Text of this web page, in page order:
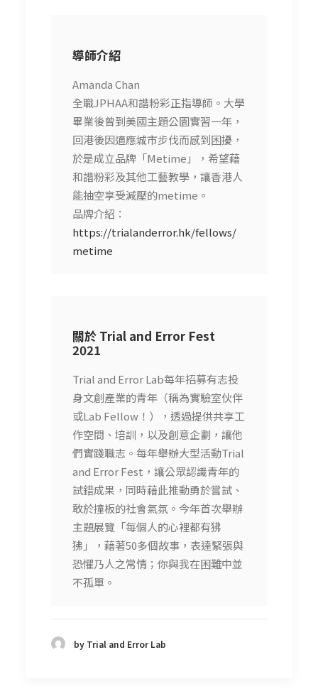
導師介紹
Amanda Chan
全職JPHAA和諧粉彩正指導師。大學
畢業後曾到美國主題公園實習一年，
回港後因適應城市步伐而感到困擾，
於是成立品牌「Metime」，希望藉
和諧粉彩及其他工藝教學，讓香港人
能抽空享受減壓的metime。
品牌介紹：
https://trialanderror.hk/fellows/
metime
關於 Trial and Error Fest
2021
Trial and Error Lab每年招募有志投
身文創產業的青年（稱為實驗室伙伴
或Lab Fellow！），透過提供共享工
作空間、培訓，以及創意企劃，讓他
們實踐職志。每年舉辦大型活動Trial
and Error Fest，讓公眾認識青年的
試錯成果，同時藉此推動勇於嘗試、
敢於撞板的社會氣氛。今年首次舉辦
主題展覽「每個人的心裡都有狒
狒」，藉著50多個故事，表達緊張與
恐懼乃人之常情；你與我在困難中並
不孤單。
by Trial and Error Lab